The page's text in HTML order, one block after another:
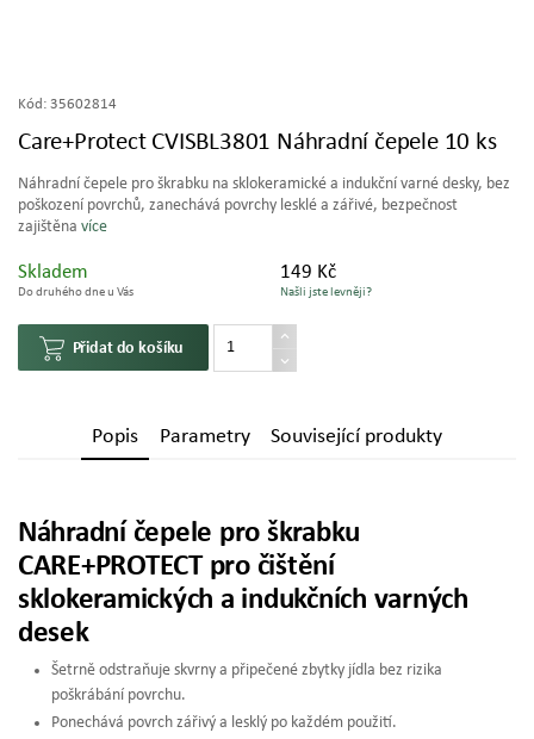
Kód: 35602814
Care+Protect CVISBL3801 Náhradní čepele 10 ks
Náhradní čepele pro škrabku na sklokeramické a indukční varné desky, bez
poškození povrchů, zanechává povrchy lesklé a zářivé, bezpečnost
zajištěna více
Skladem
Do druhého dne u Vás
149 Kč
Našli jste levněji?
Přidat do košíku
Popis Parametry Související produkty
Náhradní čepele pro škrabku
CARE+PROTECT pro čištění
sklokeramických a indukčních varných
desek
Šetrně odstraňuje skvrny a připečené zbytky jídla bez rizika
poškrábání povrchu.
Ponechává povrch zářivý a lesklý po každém použití.